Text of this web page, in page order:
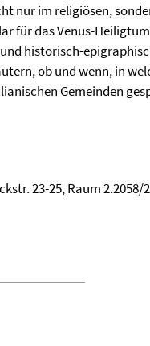
nur im religiösen,
für das Venus-
historisch-
ob und wenn, in
Gemeinden
23-25, Raum 2.2058/